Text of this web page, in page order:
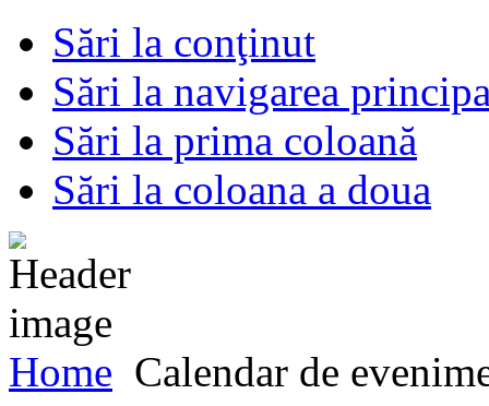
Sări la conţinut
Sări la navigarea
Sări la prima coloană
Sări la coloana a doua
Home Calendar de